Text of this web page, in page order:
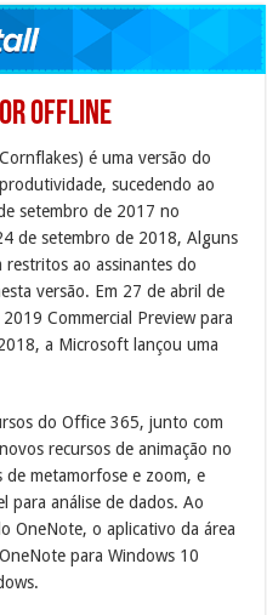
Offline
é uma versão do
sucedendo ao
setembro de 2017 no
de setembro de 2018, Alguns
ao assinantes do
versão. Em 27 de abril de
Commercial Preview para
a Microsoft lançou uma
do Office 365, junto com
recursos de animação no
metamorfose e zoom, e
para análise de dados. Ao
OneNote, o aplicativo da área
para Windows 10